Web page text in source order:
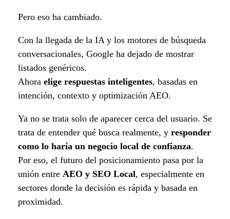
Pero eso ha cambiado.
Con la llegada de la IA y los motores de búsqueda
conversacionales, Google ha dejado de mostrar
listados genéricos.
Ahora elige respuestas inteligentes, basadas en
intención, contexto y optimización AEO.
Ya no se trata solo de aparecer cerca del usuario. Se
trata de entender qué busca realmente, y responder
como lo haría un negocio local de confianza.
Por eso, el futuro del posicionamiento pasa por la
unión entre AEO y SEO Local, especialmente en
sectores donde la decisión es rápida y basada en
proximidad.